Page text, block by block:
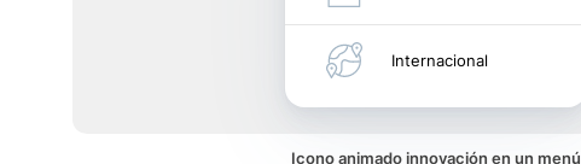
Internacional
Icono animado innovación en un menú